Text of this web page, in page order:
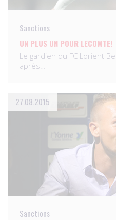
Sanctions
UN PLUS UN POUR LECOMTE!
Le gardien du FC Lorient
après…
27.08.2015
Sanctions